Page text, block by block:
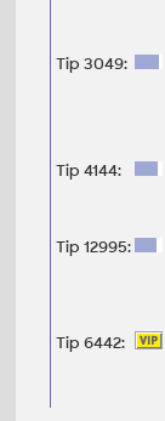
Tip 3049:
Tip 4144:
Tip 12995:
Tip 6442: